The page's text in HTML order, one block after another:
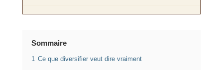
Sommaire
1 Ce que diversifier veut dire vraiment